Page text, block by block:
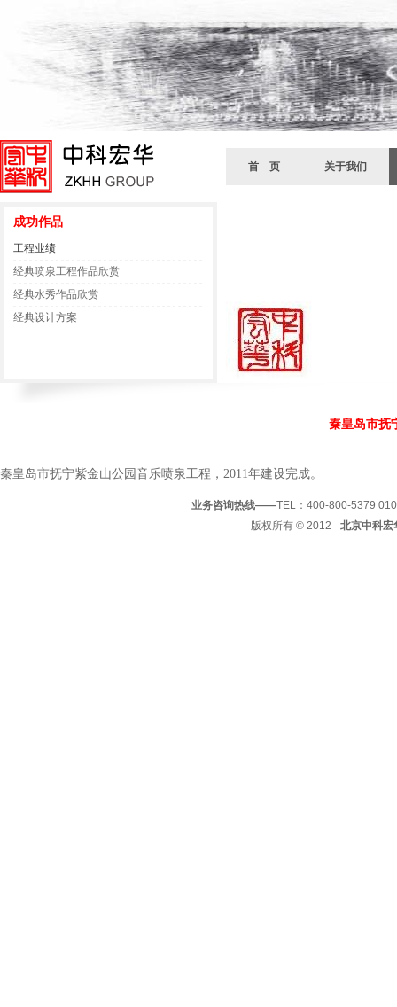
首 页 关于我们
成功作品
工程业绩
经典喷泉工程作品欣赏
经典水秀作品欣赏
经典设计方案
秦皇岛市抚
秦皇岛市抚宁紫金山公园音乐喷泉工程，2011年建设完成。
业务咨询热线——TEL：400-800-5379
版权所有 © 2012 北京中科宏